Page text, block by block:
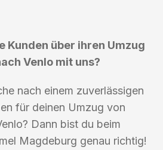
Kunden über ihren Umzug
Venlo mit uns?
nach einem zuverlässigen
für deinen Umzug von
Dann bist du beim
Magdeburg genau richtig!